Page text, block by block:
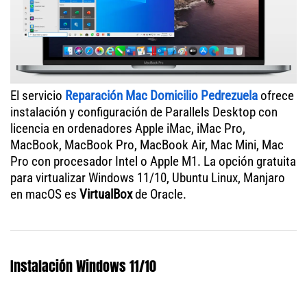
El servicio Reparación Mac Domicilio Pedrezuelaofrece
instalación y configuración de Parallels Desktop con
licencia en ordenadores Apple iMac, iMac Pro,
MacBook, MacBook Pro, MacBook Air, Mac Mini, Mac
Pro con procesador Intel o Apple M1. La opción gratuita
para virtualizar Windows 11/10, Ubuntu Linux, Manjaro
en macOS es VirtualBoxde Oracle.
Instalación Windows 11/10